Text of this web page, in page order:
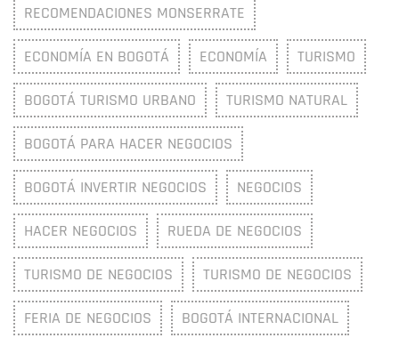
RECOMENDACIONES MONSERRATE
ECONOMÍA EN BOGOTÁ ECONOMÍA TURISMO
BOGOTÁ TURISMO URBANO TURISMO NATURAL
BOGOTÁ PARA HACER NEGOCIOS
BOGOTÁ INVERTIR NEGOCIOS NEGOCIOS
HACER NEGOCIOS RUEDA DE NEGOCIOS
TURISMO DE NEGOCIOS TURISMO DE NEGOCIOS
FERIA DE NEGOCIOS BOGOTÁ INTERNACIONAL